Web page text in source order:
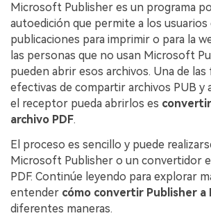
Gobierno
Publicación
Freelancer
Explorar todas las características
PDFelement para iOS
PDFelement para Android
Centro de conocimiento
Explorar más
Plantillas de PDF gratuitas
Edita y personaliza plantillas gratuitas.
Descuento educativo
Adquiere PDFelement con descuento
Centro de descargas
Microsoft Publisher es un programa
autoedición que permite a los usuarios
publicaciones para imprimir o para la
las personas que no usan Microsoft
pueden abrir esos archivos. Una de las
efectivas de compartir archivos PUB y
el receptor pueda abrirlos es
archivo PDF.
El proceso es sencillo y puede
Microsoft Publisher o un convertidor
PDF. Continúe leyendo para explorar
entender cómo convertir Publisher a
diferentes maneras.